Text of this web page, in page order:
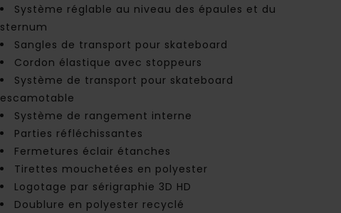
Système réglable au niveau des épaules et du
sternum
Sangles de transport pour skateboard
Cordon élastique avec stoppeurs
Système de transport pour skateboard
escamotable
Système de rangement interne
Parties réfléchissantes
Fermetures éclair étanches
Tirettes mouchetées en polyester
Logotage par sérigraphie 3D HD
Doublure en polyester recyclé